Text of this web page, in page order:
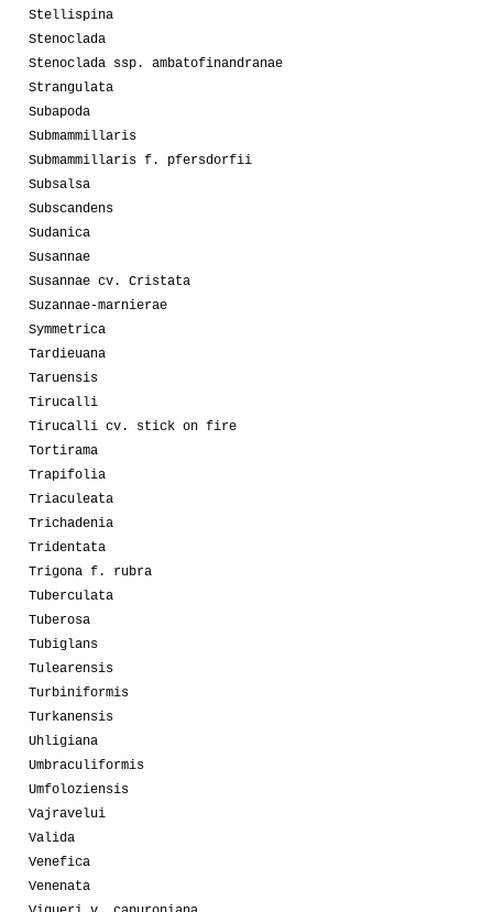
Stellispina
Stenoclada
Stenoclada ssp. ambatofinandranae
Strangulata
Subapoda
Submammillaris
Submammillaris f. pfersdorfii
Subsalsa
Subscandens
Sudanica
Susannae
Susannae cv. Cristata
Suzannae-marnierae
Symmetrica
Tardieuana
Taruensis
Tirucalli
Tirucalli cv. stick on fire
Tortirama
Trapifolia
Triaculeata
Trichadenia
Tridentata
Trigona f. rubra
Tuberculata
Tuberosa
Tubiglans
Tulearensis
Turbiniformis
Turkanensis
Uhligiana
Umbraculiformis
Umfoloziensis
Vajravelui
Valida
Venefica
Venenata